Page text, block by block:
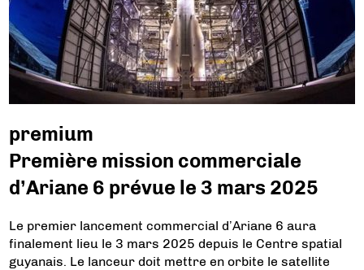
premium
Première mission commerciale
d’Ariane 6 prévue le 3 mars 2025
Le premier lancement commercial d’Ariane 6 aura
finalement lieu le 3 mars 2025 depuis le Centre spatial
guyanais. Le lanceur doit mettre en orbite le satellite